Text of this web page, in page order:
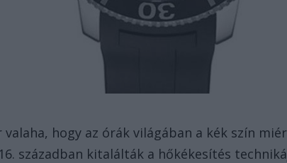
hogy az órák világában a kék szín
században kitalálták a hőkékesítés